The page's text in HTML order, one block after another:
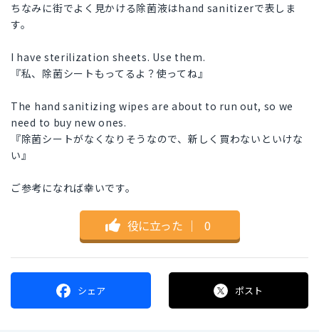
ちなみに街でよく見かける除菌液はhand sanitizerで表しま
す。
I have sterilization sheets. Use them.
『私、除菌シートもってるよ？使ってね』
The hand sanitizing wipes are about to run out, so we
need to buy new ones.
『除菌シートがなくなりそうなので、新しく買わないといけな
い』
ご参考になれば幸いです。
役に立った ｜ 0
シェア ポスト